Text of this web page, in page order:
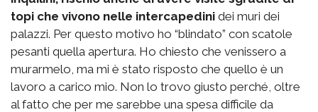
topi che vivono nelle intercapedini dei muri dei
palazzi. Per questo motivo ho “blindato” con scatole
pesanti quella apertura. Ho chiesto che venissero a
murarmelo, ma mi è stato risposto che quello è un
lavoro a carico mio. Non lo trovo giusto perché, oltre
al fatto che per me sarebbe una spesa difficile da